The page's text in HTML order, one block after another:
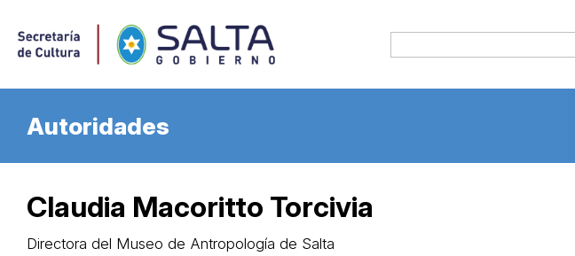
Autoridades
Claudia Macoritto Torcivia
Directora del Museo de Antropología de Salta